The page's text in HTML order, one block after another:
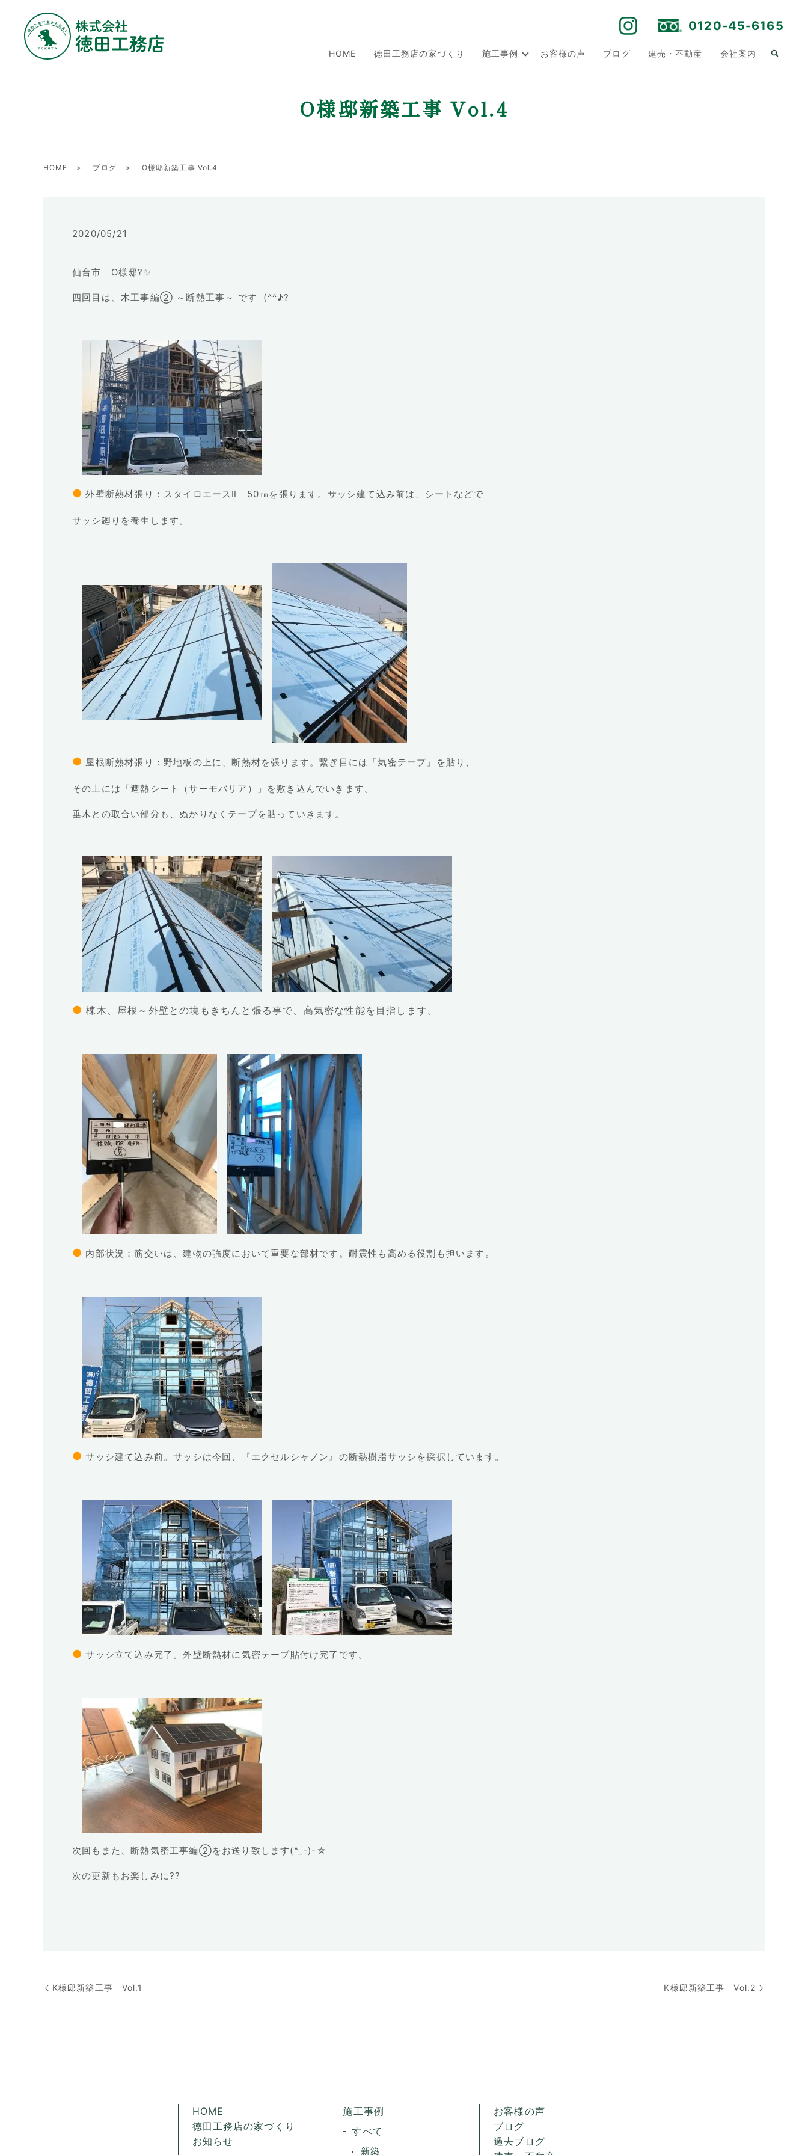
0120-45-6165
HOME 徳田工務店の家づくり 施工事例 お客様の声 ブログ 建売・不動産 会社案内
O様邸新築工事 Vol.4
HOME ブログ O様邸新築工事 Vol.4
2020/05/21
仙台市 O様邸?✨
四回目は、木工事編② ～断熱工事～ です (^^♪?
● 外壁断熱材張り：スタイロエースⅡ 50㎜を張ります。サッシ建て込み前は、シートなどで
サッシ廻りを養生します。
● 屋根断熱材張り：野地板の上に、断熱材を張ります。繋ぎ目には「気密テープ」を貼り、
その上には「遮熱シート（サーモバリア）」を敷き込んでいきます。
垂木との取合い部分も、ぬかりなくテープを貼っていきます。
● 棟木、屋根～外壁との境もきちんと張る事で、高気密な性能を目指します。
● 内部状況：筋交いは、建物の強度において重要な部材です。耐震性も高める役割も担います。
● サッシ建て込み前。サッシは今回、『エクセルシャノン』の断熱樹脂サッシを採択しています。
● サッシ立て込み完了。外壁断熱材に気密テープ貼付け完了です。
次回もまた、断熱気密工事編②をお送り致します(^_-)-☆
次の更新もお楽しみに??
K様邸新築工事 Vol.1 K様邸新築工事 Vol.2
HOME
徳田工務店の家づくり
お知らせ
施工事例
すべて
新築
お客様の声
ブログ
過去ブログ